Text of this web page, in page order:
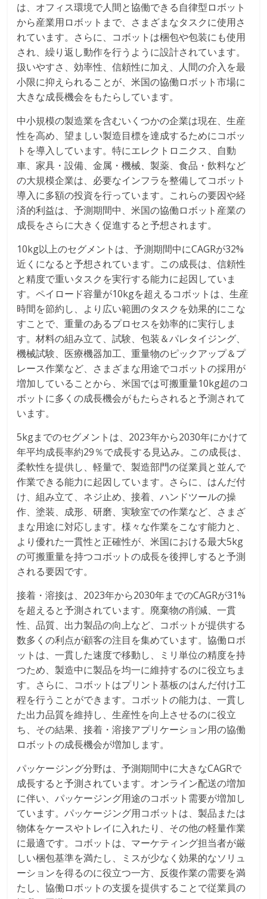
は、オフィス環境で人間と協働できる自律型ロボット
から産業用ロボットまで、さまざまなタスクに使用さ
れています。さらに、コボットは梱包や包装にも使用
され、繰り返し動作を行うように設計されています。
扱いやすさ、効率性、信頼性に加え、人間の介入を最
小限に抑えられることが、米国の協働ロボット市場に
大きな成長機会をもたらしています。
中小規模の製造業を含むいくつかの企業は現在、生産
性を高め、望ましい製造目標を達成するためにコボッ
トを導入しています。特にエレクトロニクス、自動
車、家具・設備、金属・機械、製薬、食品・飲料など
の大規模企業は、必要なインフラを整備してコボット
導入に多額の投資を行っています。これらの要因や経
済的利益は、予測期間中、米国の協働ロボット産業の
成長をさらに大きく促進すると予想されます。
10kg以上のセグメントは、予測期間中にCAGRが32%
近くになると予想されています。この成長は、信頼性
と精度で重いタスクを実行する能力に起因していま
す。ペイロード容量が10kgを超えるコボットは、生産
時間を節約し、より広い範囲のタスクを効果的にこな
すことで、重量のあるプロセスを効率的に実行しま
す。材料の組み立て、試験、包装＆パレタイジング、
機械試験、医療機器加工、重量物のピックアップ＆プ
レース作業など、さまざまな用途でコボットの採用が
増加していることから、米国では可搬重量10kg超のコ
ボットに多くの成長機会がもたらされると予測されて
います。
5kgまでのセグメントは、2023年から2030年にかけて
年平均成長率約29％で成長する見込み。この成長は、
柔軟性を提供し、軽量で、製造部門の従業員と並んで
作業できる能力に起因しています。さらに、はんだ付
け、組み立て、ネジ止め、接着、ハンドツールの操
作、塗装、成形、研磨、実験室での作業など、さまざ
まな用途に対応します。様々な作業をこなす能力と、
より優れた一貫性と正確性が、米国における最大5kg
の可搬重量を持つコボットの成長を後押しすると予測
される要因です。
接着・溶接は、2023年から2030年までのCAGRが31%
を超えると予測されています。廃棄物の削減、一貫
性、品質、出力製品の向上など、コボットが提供する
数多くの利点が顧客の注目を集めています。協働ロボ
ットは、一貫した速度で移動し、ミリ単位の精度を持
つため、製造中に製品を均一に維持するのに役立ちま
す。さらに、コボットはプリント基板のはんだ付け工
程を行うことができます。コボットの能力は、一貫し
た出力品質を維持し、生産性を向上させるのに役立
ち、その結果、接着・溶接アプリケーション用の協働
ロボットの成長機会が増加します。
パッケージング分野は、予測期間中に大きなCAGRで
成長すると予測されています。オンライン配送の増加
に伴い、パッケージング用途のコボット需要が増加し
ています。パッケージング用コボットは、製品または
物体をケースやトレイに入れたり、その他の軽量作業
に最適です。コボットは、マーケティング担当者が厳
しい梱包基準を満たし、ミスが少なく効果的なソリュ
ーションを得るのに役立つ一方、反復作業の需要を満
たし、協働ロボットの支援を提供することで従業員の